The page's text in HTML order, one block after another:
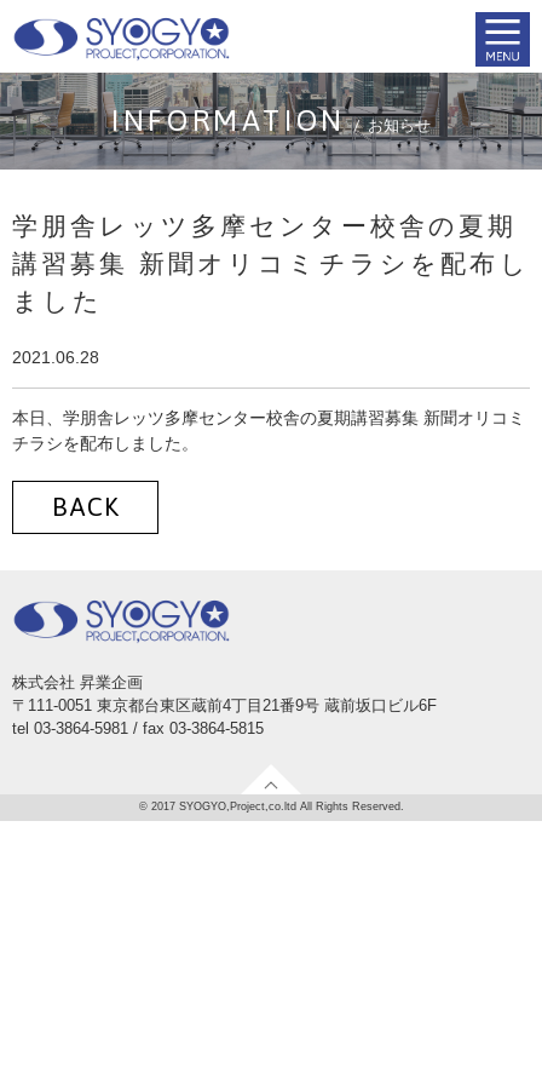
INFORMATION お知らせ
学朋舎レッツ多摩センター校舎の夏期
講習募集 新聞オリコミチラシを配布し
ました
2021.06.28
本日、学朋舎レッツ多摩センター校舎の夏期講習募集 新聞オリコミ
チラシを配布しました。
BACK
株式会社 昇業企画
〒111-0051 東京都台東区蔵前4丁目21番9号 蔵前坂口ビル6F
tel 03-3864-5981 / fax 03-3864-5815
© 2017 SYOGYO,Project,co.ltd All Rights Reserved.